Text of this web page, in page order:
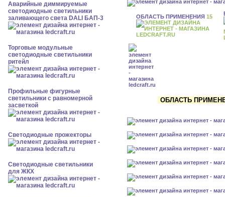
Аварийные диммируемые
светодиодные светильники
заливающего света DALI БАП-3
Торговые модульные
светодиодные светильники
ритейл
Профильные фигурные
светильники с равномерной
засветкой
Светодиодные прожекторы
Светодиодные светильники
для ЖКХ
ОБЛАСТЬ ПРИМЕНЕНИЯ 15
ОБЛАСТЬ